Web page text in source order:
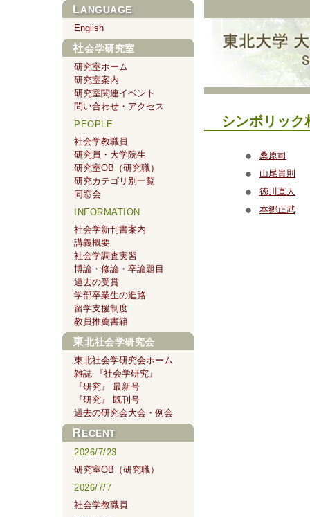
シンボリック
桑原司
山尾貴則
徳川直人
本郷正武
LANGUAGE
English
社会学研究室
研究室ホーム
研究室案内
研究室関連イベント
問い合わせ・アクセス
PEOPLE
社会学教職員
研究員・大学院生
研究室OB（研究職）
研究カテゴリ別一覧
同窓会
INFORMATION
社会学新刊書案内
講義概要
社会学調査実習
博論・修論・卒論題目
過去の受賞
学部卒業生の進路
留学支援制度
教員推薦書籍
東北社会学研究会
東北社会学研究会ホーム
雑誌 『社会学研究』
『研究』 最新号
『研究』 既刊号
過去の研究会大会・例会
RECENT
2026/7/23
研究室OB（研究職）
2026/7/7
社会学教職員